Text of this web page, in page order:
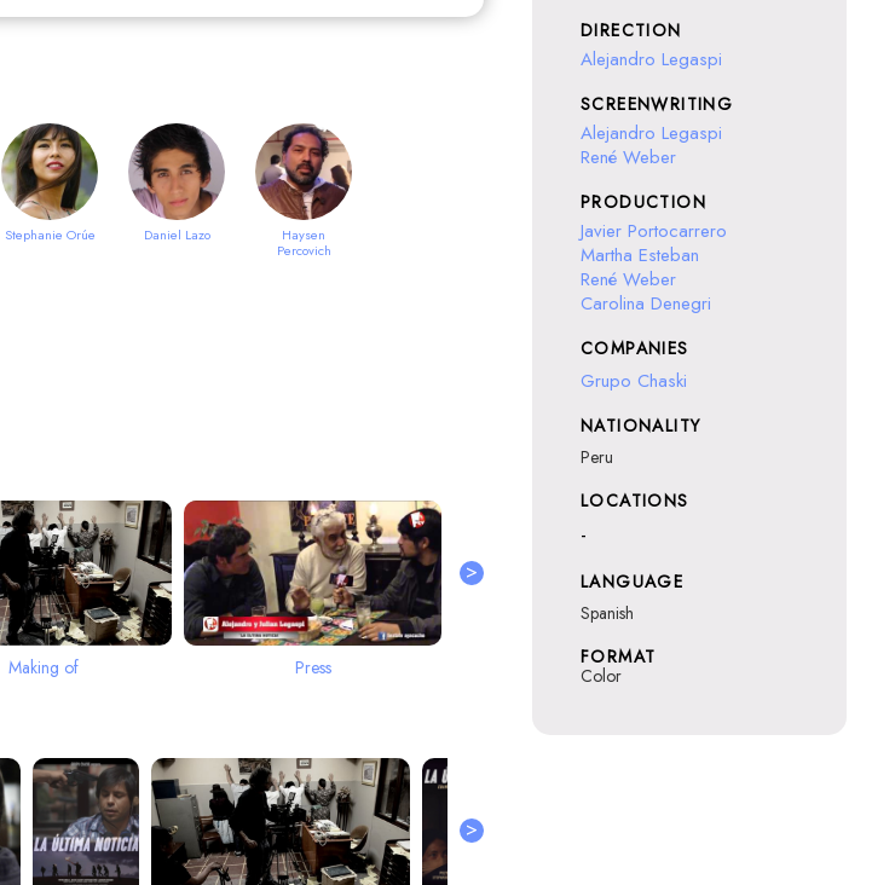
Stephanie Orúe Daniel Lazo
Haysen
Percovich
Making of Press
>
>
DIRECTION
Alejandro Legaspi
SCREENWRITING
Alejandro Legaspi
René Weber
PRODUCTION
Javier Portocarrero
Martha Esteban
René Weber
Carolina Denegri
COMPANIES
Grupo Chaski
NATIONALITY
Peru
LOCATIONS
-
LANGUAGE
Spanish
FORMAT
Color